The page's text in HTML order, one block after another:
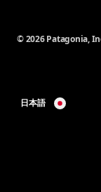
© 2026 Patagonia,
日本語